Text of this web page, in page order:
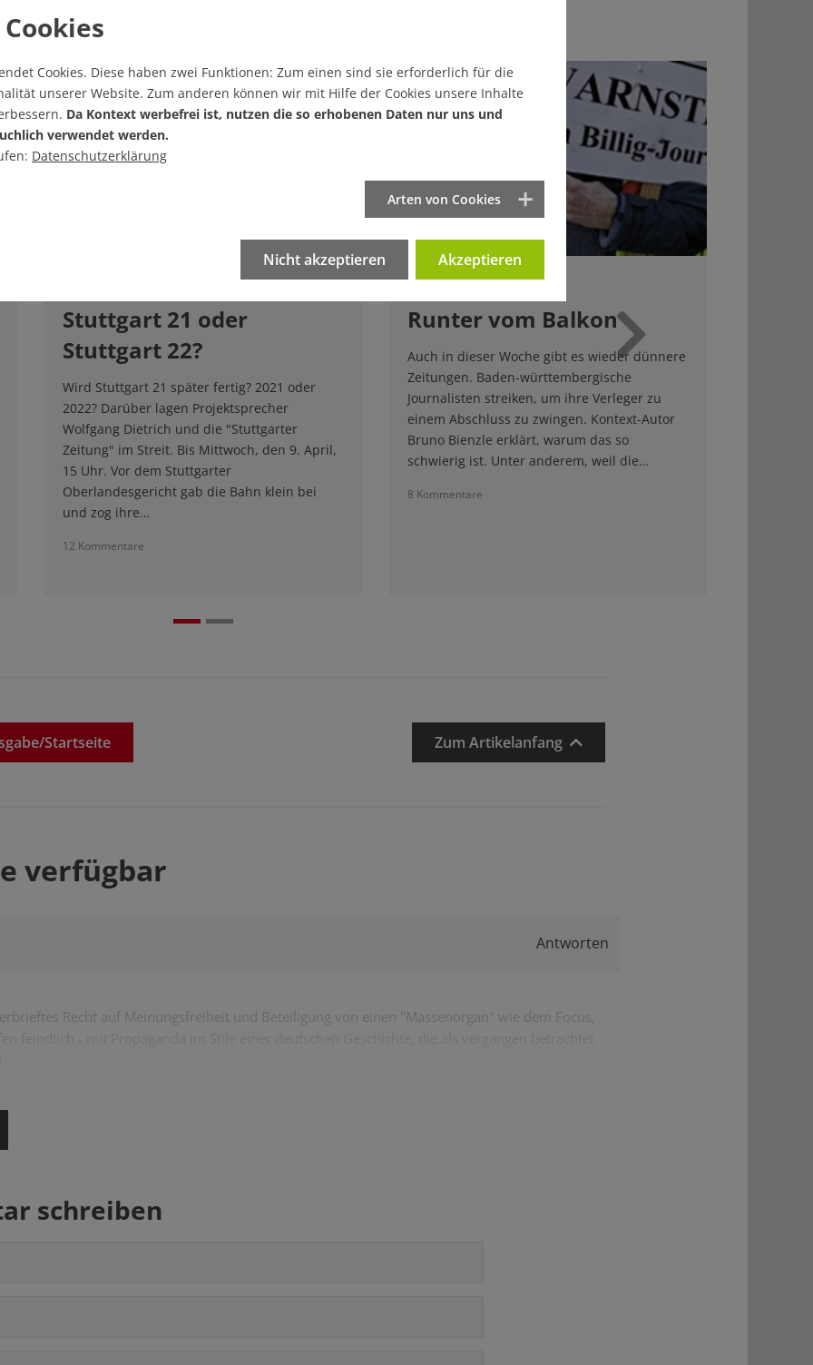
Stuttgart 21 oder
Stuttgart 22?
Wird Stuttgart 21 später fertig? 2021 oder
2022? Darüber lagen Projektsprecher
Wolfgang Dietrich und die "Stuttgarter
Zeitung" im Streit. Bis Mittwoch, den 9. April,
15 Uhr. Vor dem Stuttgarter
Oberlandesgericht gab die Bahn klein bei
und zog ihre…
12 Kommentare
Runter vom Balkon
Auch in dieser Woche gibt es wieder dünnere
Zeitungen. Baden-württembergische
Journalisten streiken, um ihre Verleger zu
einem Abschluss zu zwingen. Kontext-Autor
Bruno Bienzle erklärt, warum das so
schwierig ist. Unter anderem, weil die…
8 Kommentare
Weiter
Startseite Zum Artikelanfang
verfügbar
Antworten
Recht auf Meinungsfreiheit und Beteiligung von einen "Massenorgan" wie dem Focus,
schreiben
Cookies. Diese haben zwei Funktionen: Zum einen sind sie erforderlich für die
unserer Website. Zum anderen können wir mit Hilfe der Cookies unsere Inhalte
Da Kontext werbefrei ist, nutzen die so erhobenen Daten nur uns und
verwendet werden.
Datenschutzerklärung
Arten von Cookies
Nicht akzeptieren Akzeptieren